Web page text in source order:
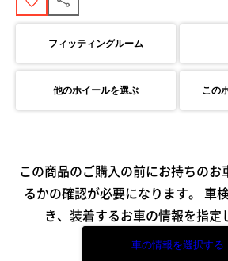
フィッティングルーム
他のホイールを選ぶ この
この商品のご購入の前にお持ちのお
るかの確認が必要になります。 車
き、装着するお車の情報を指定
車の情報を選択する